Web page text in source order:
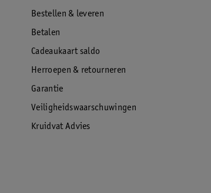
Bestellen & leveren
Betalen
Cadeaukaart saldo
Herroepen & retourneren
Garantie
Veiligheidswaarschuwingen
Kruidvat Advies